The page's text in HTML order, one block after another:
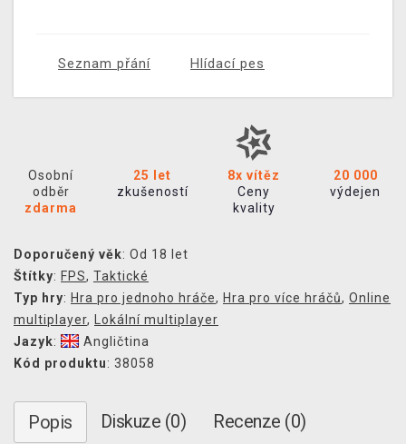
Seznam přání Hlídací pes
Osobní
odběr
zdarma
25 let
zkušeností
8x vítěz
Ceny
kvality
20 000
výdejen
Doporučený věk: Od 18 let
Štítky: FPS, Taktické
Typ hry: Hra pro jednoho hráče, Hra pro více hráčů, Online
multiplayer, Lokální multiplayer
Jazyk:
Angličtina
Kód produktu: 38058
Popis Diskuze (0) Recenze (0)